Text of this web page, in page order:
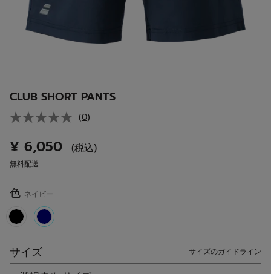
CLUB SHORT PANTS
評
値
な
(0)
¥ 6,050 (税込)
無料配送
色 ネイビー
selected
サイズ サイズのガイドライン